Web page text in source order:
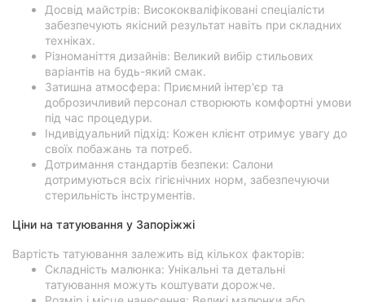
Досвід майстрів: Висококваліфіковані спеціалісти
забезпечують якісний результат навіть при складних
техніках.
Різноманіття дизайнів: Великий вибір стильових
варіантів на будь-який смак.
Затишна атмосфера: Приємний інтер'єр та
доброзичливий персонал створюють комфортні умови
під час процедури.
Індивідуальний підхід: Кожен клієнт отримує увагу до
своїх побажань та потреб.
Дотримання стандартів безпеки: Салони
дотримуються всіх гігієнічних норм, забезпечуючи
стерильність інструментів.
Ціни на татуювання у Запоріжжі
Вартість татуювання залежить від кількох факторів:
Складність малюнка: Унікальні та детальні
татуювання можуть коштувати дорожче.